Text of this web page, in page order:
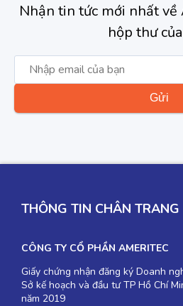
Nhận tin tức mới nhất
hộp thư
THÔNG TIN CHÂN TRANG
CÔNG TY CỔ PHẦN AMERITEC
Giấy chứng nhận đăng ký Doanh
Sở kế hoạch và đầu tư TP Hồ Chí
năm 2019